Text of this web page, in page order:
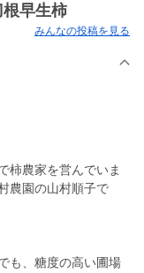
根早生柿
みんなの投稿を見る
柿農家を営んでいま
農園の山村順子で
も、糖度の高い圃場